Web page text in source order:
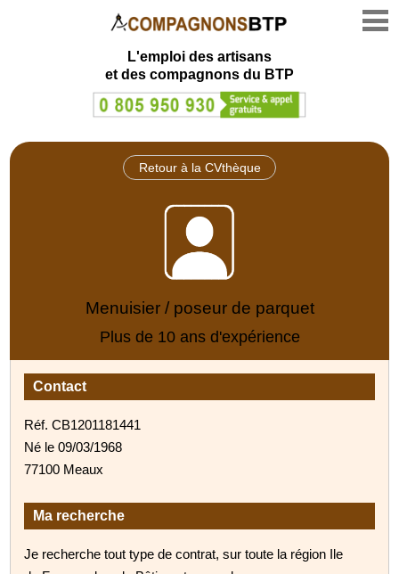
L'emploi des artisans
et des compagnons du BTP
Retour à la CVthèque
Menuisier / poseur de parquet
Plus de 10 ans d'expérience
Contact
Réf. CB1201181441
Né le 09/03/1968
77100 Meaux
Ma recherche
Je recherche tout type de contrat, sur toute la région Ile